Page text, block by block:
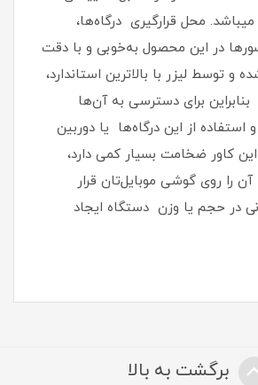
محل قرارگیری درگاه‌ها،
در این محصول به‌خوبی و با دقت
و توسط لیزر با بالاترین استاندارد،
برای دسترسی به آن‌ها
استفاده از این درگاه‌ها یا دوربین
کاور ضخامت بسیار کمی دارد،
آن را روی گوشی موبایل‌تان قرار
در حجم یا وزن دستگاه ایجاد
برگشت به بالا